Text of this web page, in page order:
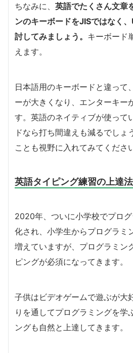
ちなみに、 英語でたくさん文章
ンのキーボードをJISではなく
討してみましょう。 キーボード
えます。
日本語用のキーボードと違って
ーが大きくなり、エンターキー
す。英語のネイティブが使って
ドなら打ち間違えも減るでしょ
ことも視野に入れてみてくださ
英語タイピング練習の上達法
2020年、ついに小学校でプロ
化され、小学生からプログラミ
増えていますが、プログラミン
ピングが必須になってきます。
子供はビデオゲームで遊ぶが大
りを通してプログラミングを学
ングも自然と上達してきます。